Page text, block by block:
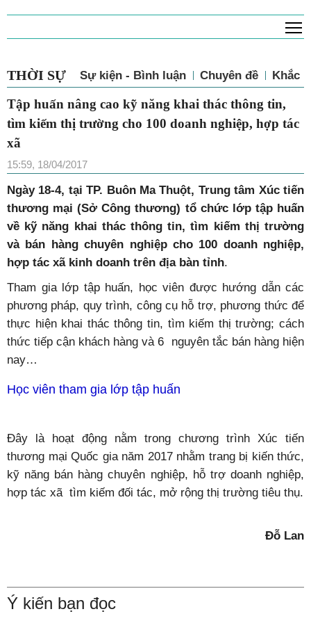
THỜI SỰ Sự kiện - Bình luận Chuyên đề Khắc
Tập huấn nâng cao kỹ năng khai thác thông tin,
tìm kiếm thị trường cho 100 doanh nghiệp, hợp tác
xã
15:59, 18/04/2017
Ngày 18-4, tại TP. Buôn Ma Thuột, Trung tâm Xúc tiến
thương mại (Sở Công thương) tổ chức lớp tập huấn
về kỹ năng khai thác thông tin, tìm kiếm thị trường
và bán hàng chuyên nghiệp cho 100 doanh nghiệp,
hợp tác xã kinh doanh trên địa bàn tỉnh.
Tham gia lớp tập huấn, học viên được hướng dẫn các
phương pháp, quy trình, công cụ hỗ trợ, phương thức để
thực hiện khai thác thông tin, tìm kiếm thị trường; cách
thức tiếp cận khách hàng và 6 nguyên tắc bán hàng hiện
nay…
Học viên tham gia lớp tập huấn
Đây là hoạt động nằm trong chương trình Xúc tiến
thương mại Quốc gia năm 2017 nhằm trang bị kiến thức,
kỹ năng bán hàng chuyên nghiệp, hỗ trợ doanh nghiệp,
hợp tác xã tìm kiếm đối tác, mở rộng thị trường tiêu thụ.
Đỗ Lan
Ý kiến bạn đọc